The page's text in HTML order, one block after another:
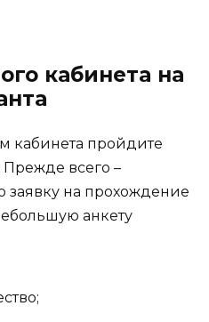
кабинета на
кабинета пройдите
всего –
заявку на прохождение
анкету